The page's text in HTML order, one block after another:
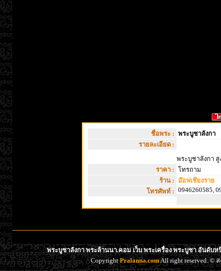
ชื่อพระ : พระบูชาลังกา
รายละเอียด :
พระบูชาลังกา สู
ราคา : โทรถาม
ร้าน :
อ๊อฟเชียงราย
โทรศัพท์ : 0946260585,
พระบูชาลังกา พระล้านนา.คอม เว็บ พระเครื่อง พระบูชา อันดับ
CopyrightPralanna.comAll right reserved. ©